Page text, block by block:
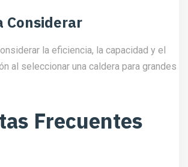
Considerar
la eficiencia, la capacidad y el
al seleccionar una caldera para grandes
Frecuentes